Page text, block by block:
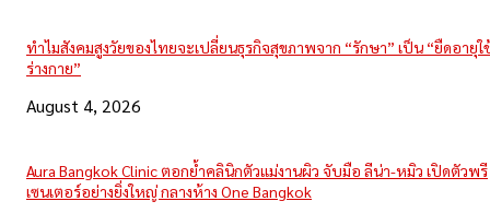
ทำไมสังคมสูงวัยของไทยจะเปลี่ยนธุรกิจสุขภาพจาก “รักษา” เป็น “ยืดอายุใ
ร่างกาย”
August 4, 2026
Aura Bangkok Clinic ตอกย้ำคลินิกตัวแม่งานผิว จับมือ ลีน่า-หมิว เปิดตัวพรี
เซนเตอร์อย่างยิ่งใหญ่ กลางห้าง One Bangkok